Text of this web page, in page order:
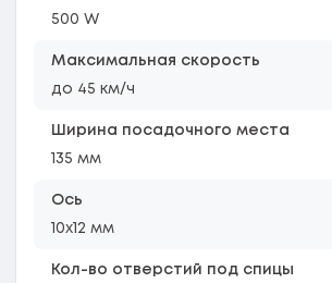
500 W
Максимальная скорость
до 45 км/ч
Ширина посадочного места
135 мм
Ось
10х12 мм
Кол-во отверстий под спицы